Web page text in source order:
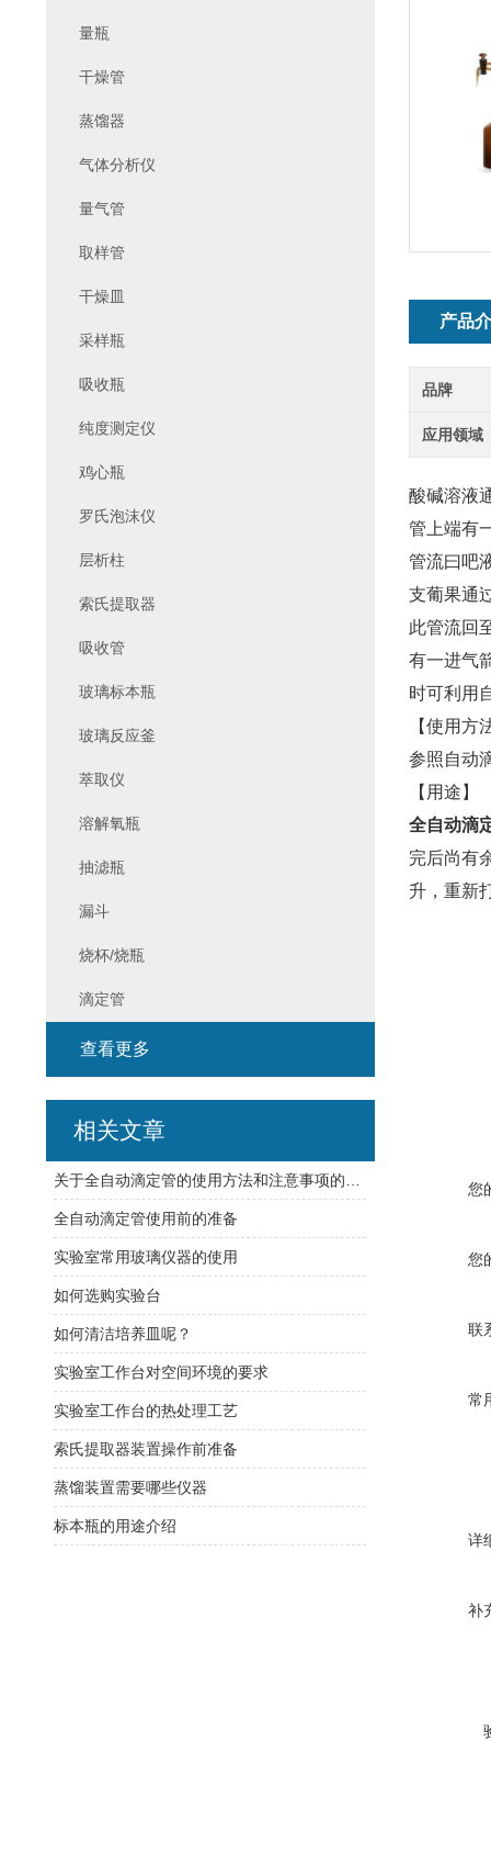
产品
品牌
应用领域
酸碱溶液
管上端有
管流曰吧
支葡果通
此管流回
有一进气
时可利用
【使用方
参照自动
【用途】
全自动滴
完后尚有
升，重新
您
您
联
常
详
补
量瓶
干燥管
蒸馏器
气体分析仪
量气管
取样管
干燥皿
采样瓶
吸收瓶
纯度测定仪
鸡心瓶
罗氏泡沫仪
层析柱
索氏提取器
吸收管
玻璃标本瓶
玻璃反应釜
萃取仪
溶解氧瓶
抽滤瓶
漏斗
烧杯/烧瓶
滴定管
查看更多
相关文章
全自动滴定管使用前的准备
实验室常用玻璃仪器的使用
如何选购实验台
如何清洁培养皿呢？
实验室工作台对空间环境的要求
实验室工作台的热处理工艺
索氏提取器装置操作前准备
蒸馏装置需要哪些仪器
标本瓶的用途介绍